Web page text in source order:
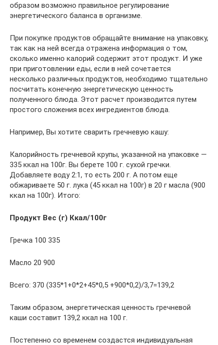
образом возможно правильное регулирование
энергетического баланса в организме.
При покупке продуктов обращайте внимание на упаковку,
так как на ней всегда отражена информация о том,
сколько именно калорий содержит этот продукт. И уже
при приготовлении еды, если в ней сочетается
несколько различных продуктов, необходимо тщательно
посчитать конечную энергетическую ценность
полученного блюда. Этот расчет производится путем
простого сложения всех ингредиентов блюда.
Например, Вы хотите сварить гречневую кашу:
Калорийность гречневой крупы, указанной на упаковке —
335 ккал на 100г. Вы берете 100 г. сухой гречки.
Добавляете воду 2:1, то есть 200 г. А потом еще
обжариваете 50 г. лука (45 ккал на 100г) в 20 г масла (900
ккал на 100г). Итого:
Продукт Вес (г) Ккал/100г
Гречка 100 335
Масло 20 900
Всего: 370 (335*1+0*2+45*0,5 +900*0,2)/3,7=139,2
Таким образом, энергетическая ценность гречневой
каши составит 139,2 ккал на 100 г.
Постепенно со временем создастся индивидуальная